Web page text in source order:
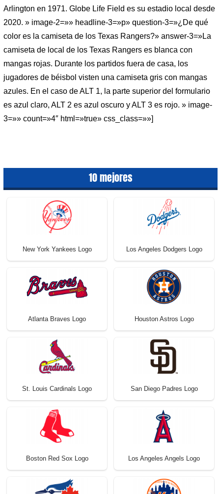
Arlington en 1971. Globe Life Field es su estadio local desde
2020. » image-2=»» headline-3=»p» question-3=»¿De qué
color es la camiseta de los Texas Rangers?» answer-3=»La
camiseta de local de los Texas Rangers es blanca con
mangas rojas. Durante los partidos fuera de casa, los
jugadores de béisbol visten una camiseta gris con mangas
azules. En el caso de ALT 1, la parte superior del formulario
es azul claro, ALT 2 es azul oscuro y ALT 3 es rojo. » image-
3=»» count=»4″ html=»true» css_class=»»]
10 mejores
New York Yankees Logo Los Angeles Dodgers Logo
Atlanta Braves Logo Houston Astros Logo
St. Louis Cardinals Logo San Diego Padres Logo
Boston Red Sox Logo Los Angeles Angels Logo